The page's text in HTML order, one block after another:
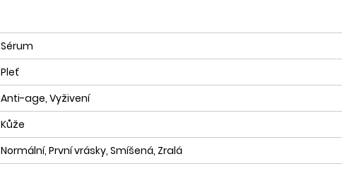
Sérum
Pleť
Anti-age, Vyživení
Kůže
Normální, První vrásky, Smíšená, Zralá